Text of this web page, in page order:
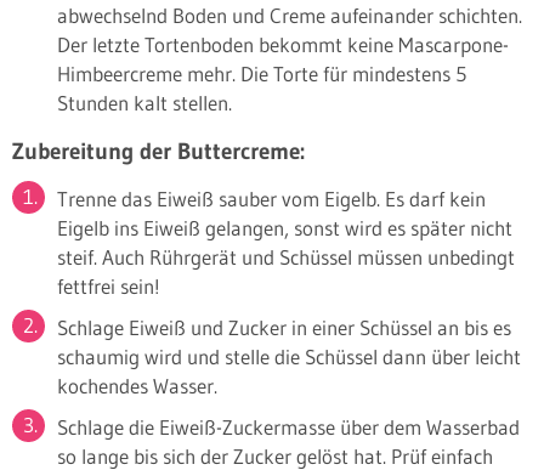
abwechselnd Boden und Creme aufeinander schichten.
Der letzte Tortenboden bekommt keine Mascarpone-
Himbeercreme mehr. Die Torte für mindestens 5
Stunden kalt stellen.
Zubereitung der Buttercreme:
Trenne das Eiweiß sauber vom Eigelb. Es darf kein
Eigelb ins Eiweiß gelangen, sonst wird es später nicht
steif. Auch Rührgerät und Schüssel müssen unbedingt
fettfrei sein!
Schlage Eiweiß und Zucker in einer Schüssel an bis es
schaumig wird und stelle die Schüssel dann über leicht
kochendes Wasser.
Schlage die Eiweiß-Zuckermasse über dem Wasserbad
so lange bis sich der Zucker gelöst hat. Prüf einfach